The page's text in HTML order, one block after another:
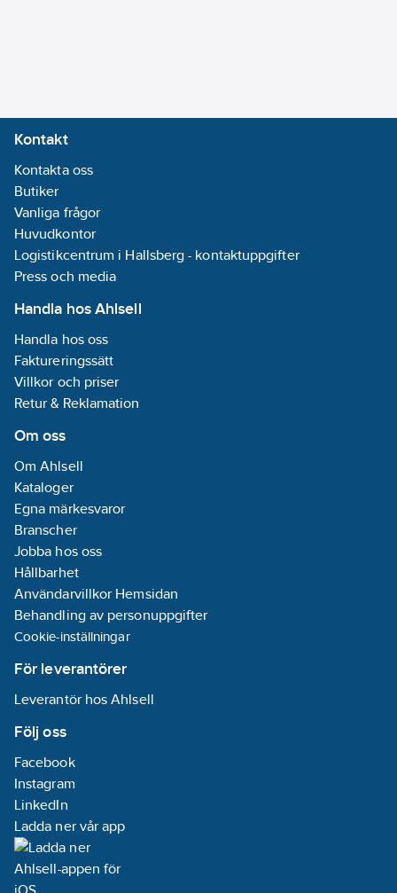
Kontakt
Kontakta oss
Butiker
Vanliga frågor
Huvudkontor
Logistikcentrum i Hallsberg - kontaktuppgifter
Press och media
Handla hos Ahlsell
Handla hos oss
Faktureringssätt
Villkor och priser
Retur & Reklamation
Om oss
Om Ahlsell
Kataloger
Egna märkesvaror
Branscher
Jobba hos oss
Hållbarhet
Användarvillkor Hemsidan
Behandling av personuppgifter
Cookie-inställningar
För leverantörer
Leverantör hos Ahlsell
Följ oss
Facebook
Instagram
LinkedIn
Ladda ner vår app